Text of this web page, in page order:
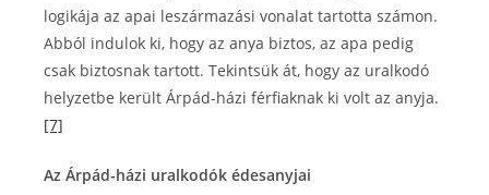
logikája az apai leszármazási vonalat tartotta számon.
Abból indulok ki, hogy az anya biztos, az apa pedig
csak biztosnak tartott. Tekintsük át, hogy az uralkodó
helyzetbe került Árpád-házi férfiaknak ki volt az anyja.
[7]
Az Árpád-házi uralkodók édesanyjai